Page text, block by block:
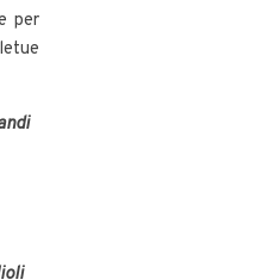
per